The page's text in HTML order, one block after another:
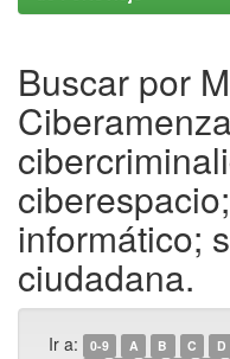
Buscar por
informático;
ciudadana.
Ir a: 0-9 A B C D